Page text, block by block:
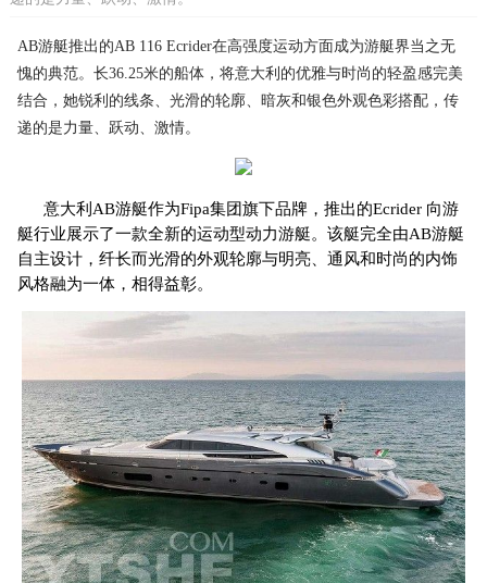
AB游艇推出的AB 116 Ecrider在高强度运动方面成为游艇界当之无
愧的典范。长36.25米的船体，将意大利的优雅与时尚的轻盈感完美
结合，她锐利的线条、光滑的轮廓、暗灰和银色外观色彩搭配，传
递的是力量、跃动、激情。
意大利AB游艇作为Fipa集团旗下品牌，推出的Ecrider 向游
艇行业展示了一款全新的运动型动力游艇。该艇完全由AB游艇
自主设计，纤长而光滑的外观轮廓与明亮、通风和时尚的内饰
风格融为一体，相得益彰。